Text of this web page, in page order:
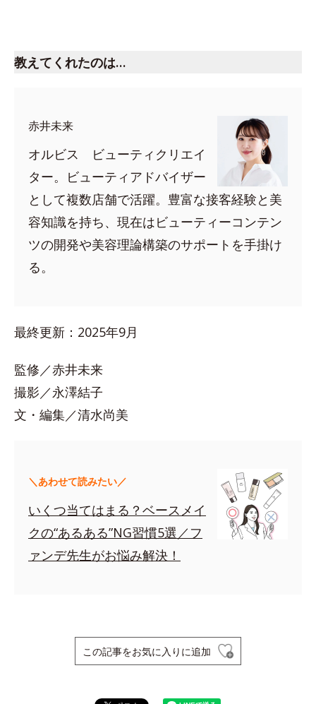
教えてくれたのは…
赤井未来
オルビス ビューティクリエイ
ター。ビューティアドバイザー
として複数店舗で活躍。豊富な接客経験と美
容知識を持ち、現在はビューティーコンテン
ツの開発や美容理論構築のサポートを手掛け
る。
最終更新：2025年9月
監修／赤井未来
撮影／永澤結子
文・編集／清水尚美
＼あわせて読みたい／
いくつ当てはまる？ベースメイ
クの“あるある”NG習慣5選／フ
ァンデ先生がお悩み解決！
この記事をお気に入りに追加